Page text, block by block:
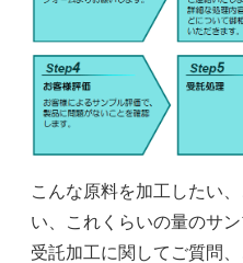
こんな原料を加工したい
い、これくらいの量のサ
受託加工に関してご質問